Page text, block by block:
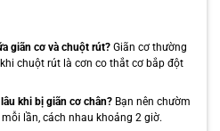
giãn cơ và chuột rút?Giãn cơ thường
chuột rút là cơn co thắt cơ bắp đột
khi bị giãn cơ chân?Bạn nên chườm
lần, cách nhau khoảng 2 giờ.